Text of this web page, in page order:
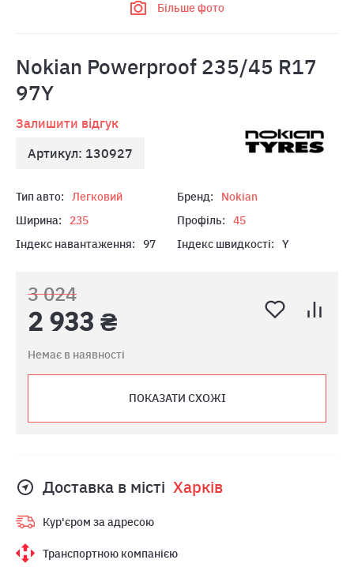
Більше фото
Nokian Powerproof 235/45 R17
97Y
Залишити відгук
Артикул: 130927
Тип авто: Легковий Бренд:
Nokian
Ширина:
235 Профіль:
45
Індекс навантаження:
97 Індекс швидкості: Y
3 024
2 933 ₴
Немає в наявності
ПОКАЗАТИ СХОЖІ
Доставка в місті Харкiв
Кур'єром за адресою
Транспортною компанією